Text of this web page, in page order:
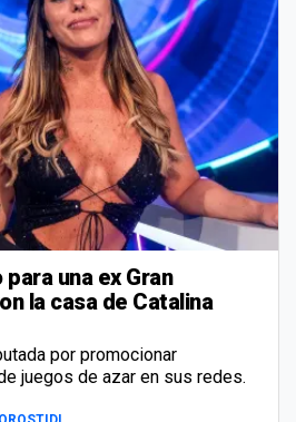
una ex Gran
la casa de Catalina
por promocionar
juegos de azar en sus redes.